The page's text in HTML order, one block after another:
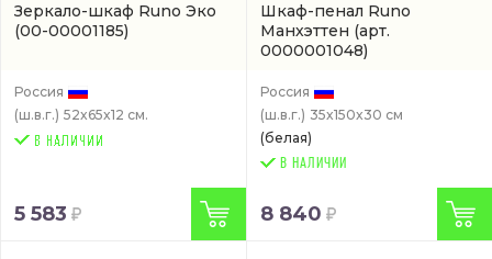
Зеркало-шкаф Runo Эко
(00-00001185)
Россия
(ш.в.г.) 52x65x12 см.
5 583
Шкаф-пенал Runo
Манхэттен (арт.
0000001048)
Россия
(ш.в.г.) 35x150x30 см
(белая)
В НАЛИЧИИ
8 840